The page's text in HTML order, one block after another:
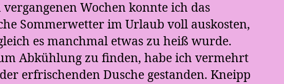
vergangenen Wochen konnte ich das
Sommerwetter im Urlaub voll auskosten,
es manchmal etwas zu heiß wurde.
Abkühlung zu finden, habe ich vermehrt
erfrischenden Dusche gestanden. Kneipp